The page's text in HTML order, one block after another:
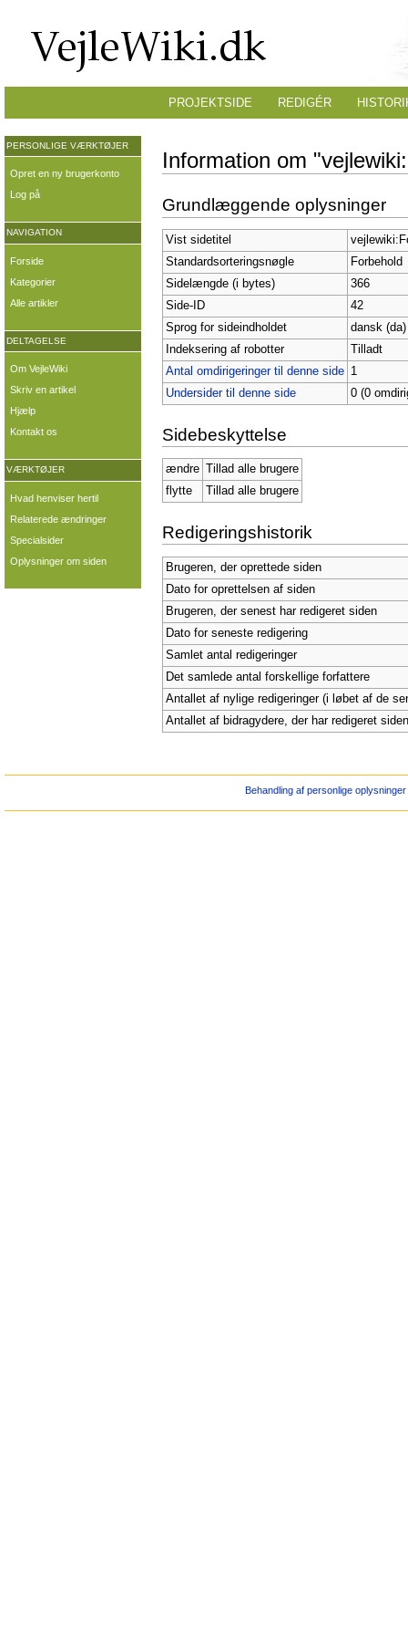
Information om
Grundlæggende oplysninger
Vist sidetitel
Standardsorteringsnøgle
Forbehold
Sidelængde (i bytes)
366
Side-ID
42
Sprog for sideindholdet
dansk (da)
Indeksering af robotter
Tilladt
Antal omdirigeringer til denne side
1
Undersider til denne side
0 (0
Sidebeskyttelse
ændre
Tillad alle brugere
flytte
Tillad alle brugere
Redigeringshistorik
Brugeren, der oprettede siden
Dato for oprettelsen af siden
Brugeren, der senest har redigeret siden
Dato for seneste redigering
Samlet antal redigeringer
Det samlede antal forskellige forfattere
Antallet af nylige redigeringer (i løbet af de
Antallet af bidragydere, der har redigeret
PROJEKTSIDE REDIGÉR
PERSONLIGE VÆRKTØJER
Opret en ny brugerkonto
Log på
NAVIGATION
Forside
Kategorier
Alle artikler
DELTAGELSE
Om VejleWiki
Skriv en artikel
Hjælp
Kontakt os
VÆRKTØJER
Hvad henviser hertil
Relaterede ændringer
Specialsider
Oplysninger om siden
Behandling af personlige oplysninger